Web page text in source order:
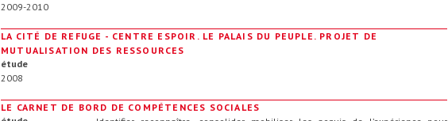
2009-2010
LA CITÉ DE REFUGE - CENTRE ESPOIR. LE PALAIS DU PEUPLE. PROJET DE
MUTUALISATION DES RESSOURCES
étude
2008
LE CARNET DE BORD DE COMPÉTENCES SOCIALES